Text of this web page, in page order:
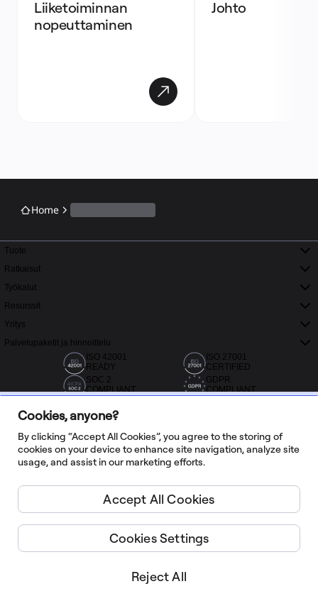
Liiketoiminnan
nopeuttaminen
Johto
Home
Tuote
Ratkaisut
Työkalut
Resurssit
Yritys
Palvelupaketit ja hinnoittelu
ISO 42001
READY
ISO 27001
CERTIFIED
SOC 2
COMPLIANT
GDPR
COMPLIANT
Yli 20 000 arvostelua Capterrassa, G2:ssa ja Trustradiuksessa
Miro ©2026
Tietosuojakäytäntö
Hallitse evästeitä
Cookies, anyone?
By clicking “Accept All Cookies”, you agree to the storing of
cookies on your device to enhance site navigation, analyze site
usage, and assist in our marketing efforts.
Cookies Settings
Reject All
Accept All Cookies